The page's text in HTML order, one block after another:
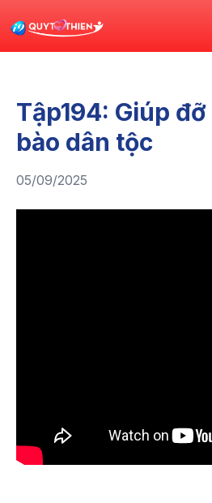
Tập194: Giúp
bào dân tộc
05/09/2025